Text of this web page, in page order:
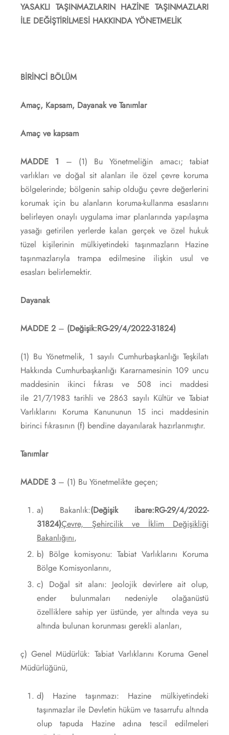
YASAKLI TAŞINMAZLARIN HAZİNE TAŞINMAZLARI
İLE DEĞİŞTİRİLMESİ HAKKINDA YÖNETMELİK
BİRİNCİ BÖLÜM
Amaç, Kapsam, Dayanak ve Tanımlar
Amaç ve kapsam
MADDE 1 – (1) Bu Yönetmeliğin amacı; tabiat
varlıkları ve doğal sit alanları ile özel çevre koruma
bölgelerinde; bölgenin sahip olduğu çevre değerlerini
korumak için bu alanların koruma-kullanma esaslarını
belirleyen onaylı uygulama imar planlarında yapılaşma
yasağı getirilen yerlerde kalan gerçek ve özel hukuk
tüzel kişilerinin mülkiyetindeki taşınmazların Hazine
taşınmazlarıyla trampa edilmesine ilişkin usul ve
esasları belirlemektir.
Dayanak
MADDE 2 – (Değişik:RG-29/4/2022-31824)
(1) Bu Yönetmelik, 1 sayılı Cumhurbaşkanlığı Teşkilatı
Hakkında Cumhurbaşkanlığı Kararnamesinin 109 uncu
maddesinin ikinci fıkrası ve 508 inci maddesi
ile 21/7/1983 tarihli ve 2863 sayılı Kültür ve Tabiat
Varlıklarını Koruma Kanununun 15 inci maddesinin
birinci fıkrasının (f) bendine dayanılarak hazırlanmıştır.
Tanımlar
MADDE 3 – (1) Bu Yönetmelikte geçen;
a) Bakanlık:(Değişik ibare:RG-29/4/2022-
31824)Çevre, Şehircilik ve İklim Değişikliği
Bakanlığını,
b) Bölge komisyonu: Tabiat Varlıklarını Koruma
Bölge Komisyonlarını,
c) Doğal sit alanı: Jeolojik devirlere ait olup,
ender bulunmaları nedeniyle olağanüstü
özelliklere sahip yer üstünde, yer altında veya su
altında bulunan korunması gerekli alanları,
ç) Genel Müdürlük: Tabiat Varlıklarını Koruma Genel
Müdürlüğünü,
d) Hazine taşınmazı: Hazine mülkiyetindeki
taşınmazlar ile Devletin hüküm ve tasarrufu altında
olup tapuda Hazine adına tescil edilmeleri